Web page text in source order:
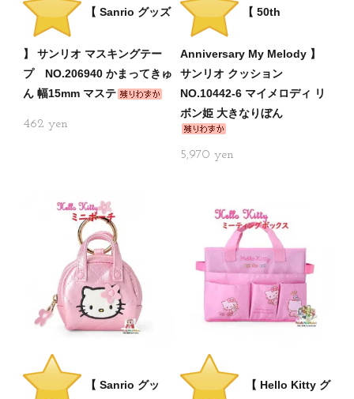
【 Sanrio グッズ
】 サンリオ マスキングテー
プ NO.206940 かまってきゅ
ん 幅15mm マステ
462
【 50th
Anniversary My Melody 】
サンリオ クッション
NO.10442-6 マイメロディ リ
ボン姫 大きなりぼん
5,970
【 Sanrio グッ 【 Hello Kitty グ